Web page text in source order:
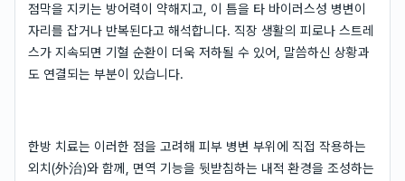
점막을 지키는 방어력이 약해지고, 이 틈을 타 바이러스성 병변이
자리를 잡거나 반복된다고 해석합니다. 직장 생활의 피로나 스트레
스가 지속되면 기혈 순환이 더욱 저하될 수 있어, 말씀하신 상황과
도 연결되는 부분이 있습니다.
한방 치료는 이러한 점을 고려해 피부 병변 부위에 직접 작용하는
외치(外治)와 함께, 면역 기능을 뒷받침하는 내적 환경을 조성하는